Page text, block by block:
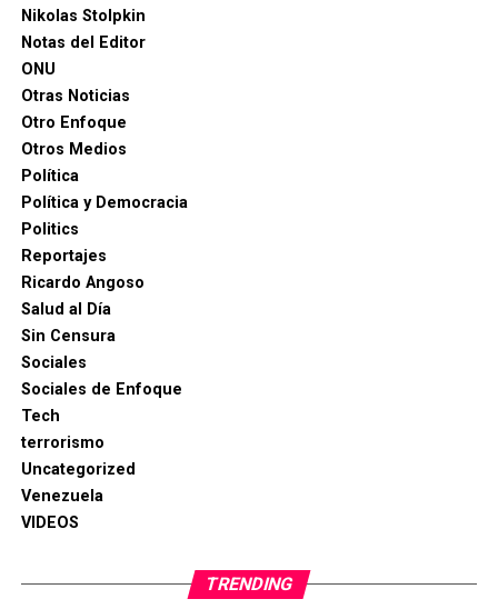
Nikolas Stolpkin
Notas del Editor
ONU
Otras Noticias
Otro Enfoque
Otros Medios
Política
Política y Democracia
Politics
Reportajes
Ricardo Angoso
Salud al Día
Sin Censura
Sociales
Sociales de Enfoque
Tech
terrorismo
Uncategorized
Venezuela
VIDEOS
TRENDING